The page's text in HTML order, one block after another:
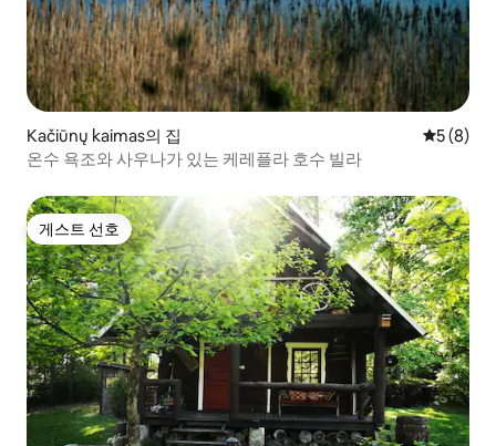
Kačiūnų kaimas의 집 평점 5점
5 (8)
온수 욕조와 사우나가 있는 케레플라 호수 빌라
게스트 선호
게스트 선호